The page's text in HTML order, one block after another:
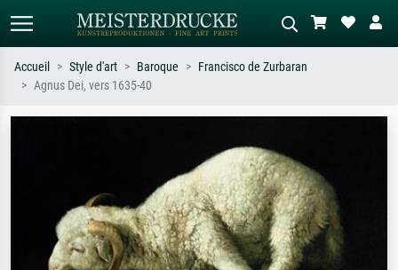
abstrait avec beaucoup de rouge,
tableau sombre, nu debout près d'un
arbre.
Accueil Style d'art Baroque
Francisco de Zurbaran
Agnus Dei, vers 1635-40